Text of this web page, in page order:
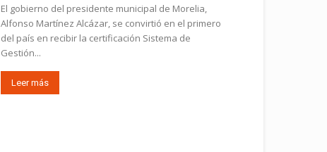
El gobierno del presidente municipal de Morelia,
Alfonso Martínez Alcázar, se convirtió en el primero
del país en recibir la certificación Sistema de
Gestión...
Leer más